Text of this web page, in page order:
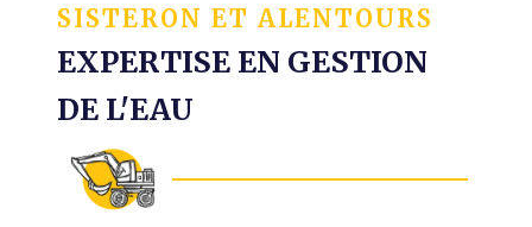
SISTERON ET ALENTOURS
EXPERTISE EN GESTION
DE L'EAU